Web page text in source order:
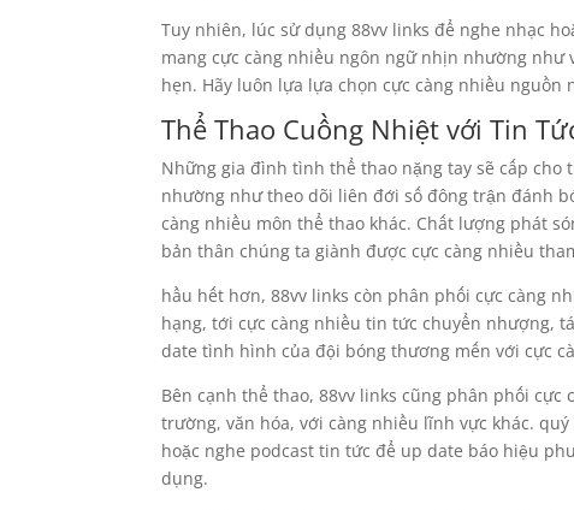
Tuy nhiên, lúc sử dụng 88vv links để nghe nhạc
mang cực càng nhiều ngôn ngữ nhịn nhường
hẹn. Hãy luôn lựa lựa chọn cực càng nhiều
Thể Thao Cuồng Nhiệt với Tin
Những gia đình tình thể thao nặng tay sẽ cấp
nhường như theo dõi liên đới số đông trận đánh
càng nhiều môn thể thao khác. Chất lượng phát
bản thân chúng ta giành được cực càng nhiều
hầu hết hơn, 88vv links còn phân phối cực càng
hạng, tới cực càng nhiều tin tức chuyển nhượng,
date tình hình của đội bóng thương mến với cực
Bên cạnh thể thao, 88vv links cũng phân phối
trường, văn hóa, với càng nhiều lĩnh vực khác.
hoặc nghe podcast tin tức để up date báo hiệu
dụng.